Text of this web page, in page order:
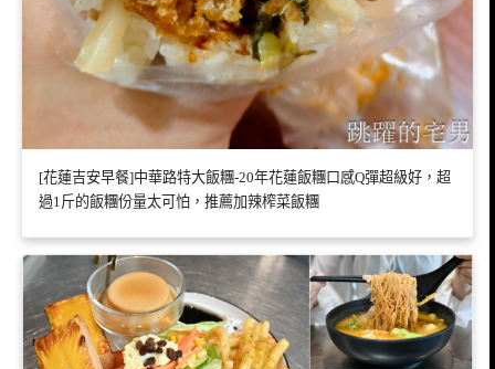
[花蓮吉安早餐]中華路特大飯糰-20年花蓮飯糰口感Q彈超級好，超
過1斤的飯糰份量太可怕，推薦加辣榨菜飯糰